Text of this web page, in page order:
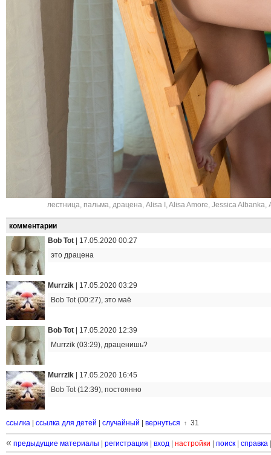
лестница, пальма, драцена, Alisa I ,Alisa Amore, Jessica Albanka,
комментарии
Bob Tot
17.05.2020 00:27
это драцена
Murrzik
17.05.2020 03:29
Bob Tot (00:27), это маё
Bob Tot
17.05.2020 12:39
Murrzik (03:29), драценишь?
Murrzik
17.05.2020 16:45
Bob Tot (12:39), постоянно
ссылка ссылка для детей случайный вернуться ↑ 31
« предыдущие материалы регистрация вход настройки поиск справка